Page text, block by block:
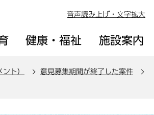
音声読み上げ・文字拡大
健康・福祉 施設案内
ト）
意見募集期間が終了した案件